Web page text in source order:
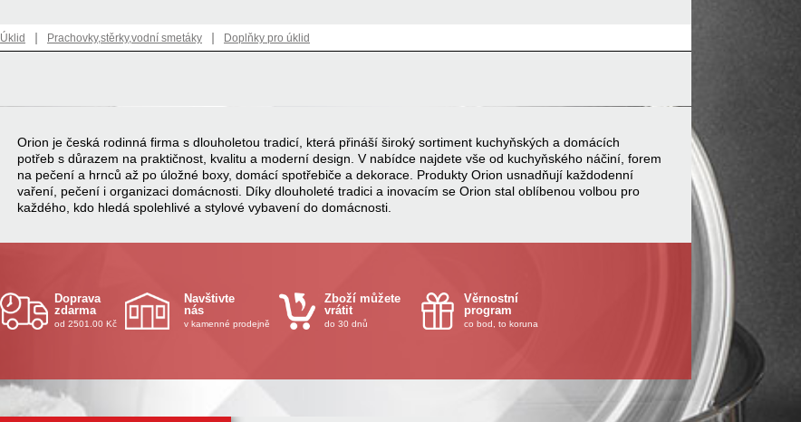
Úklid | Prachovky,stěrky,vodní smetáky | Doplňky pro úklid
Orion je česká rodinná firma s dlouholetou tradicí, která přináší široký sortiment kuchyňských a domácích
potřeb s důrazem na praktičnost, kvalitu a moderní design. V nabídce najdete vše od kuchyňského náčiní, forem
na pečení a hrnců až po úložné boxy, domácí spotřebiče a dekorace. Produkty Orion usnadňují každodenní
vaření, pečení i organizaci domácnosti. Díky dlouholeté tradici a inovacím se Orion stal oblíbenou volbou pro
každého, kdo hledá spolehlivé a stylové vybavení do domácnosti.
Doprava
zdarma
od 2501.00 Kč
Navštivte
nás
v kamenné prodejně
Zboží můžete
vrátit
do 30 dnů
Věrnostní
program
co bod, to koruna